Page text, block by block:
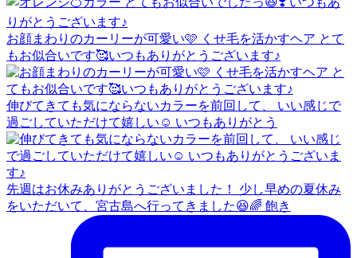
お顔まわりのカーリーが可愛い🩷 くせ毛を活かすヘア とて
もお似合いです🥰いつもありがとうございます♪
伸びてきても気にならないカラーを前回して、 いい感じで
過ごしていただけて嬉しい☺️ いつもありがとう
先週はお休みありがとうございました！ 少し早めの夏休み
をいただいて、宮古島へ行ってきました😆🌈 飽き